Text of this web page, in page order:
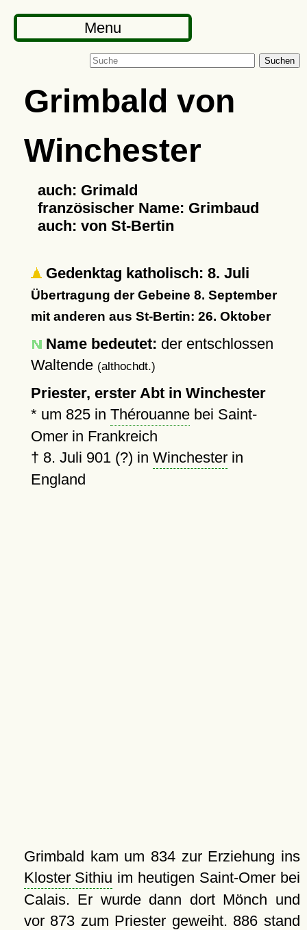
Menu
Suchen
Grimbald von
Winchester
auch: Grimald
französischer Name: Grimbaud
auch: von St-Bertin
Gedenktag katholisch: 8. Juli
Übertragung der Gebeine 8. September
mit anderen aus St-Bertin: 26. Oktober
Name bedeutet: der entschlossen
Waltende (althochdt.)
Priester, erster Abt in Winchester
* um 825in Thérouannebei Saint-
Omer in Frankreich
† 8. Juli 901 (?) in Winchesterin
England
Grimbald kam um 834 zur Erziehung ins
Kloster Sithiu im heutigen Saint-Omer bei
Calais. Er wurde dann dort Mönch und
vor 873 zum Priester geweiht. 886 stand